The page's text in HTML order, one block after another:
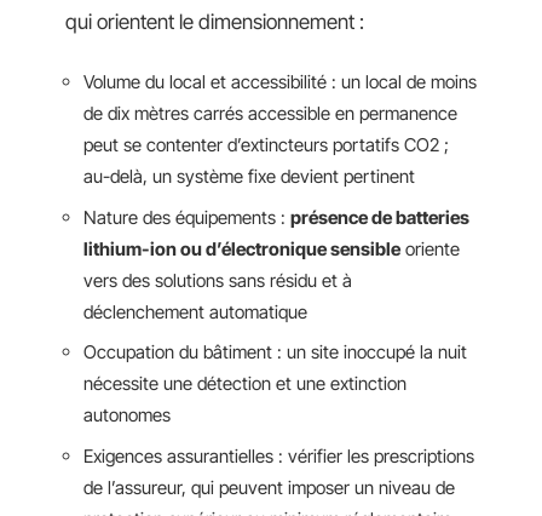
qui orientent le dimensionnement :
Volume du local et accessibilité : un local de moins
de dix mètres carrés accessible en permanence
peut se contenter d’extincteurs portatifs CO2 ;
au-delà, un système fixe devient pertinent
Nature des équipements : présence de batteries
lithium-ion ou d’électronique sensible oriente
vers des solutions sans résidu et à
déclenchement automatique
Occupation du bâtiment : un site inoccupé la nuit
nécessite une détection et une extinction
autonomes
Exigences assurantielles : vérifier les prescriptions
de l’assureur, qui peuvent imposer un niveau de